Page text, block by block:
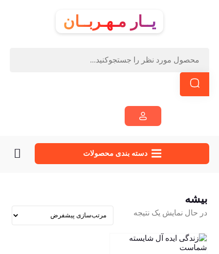
یــار مـهـربــان
دسته‌ بندی محصولات
بیشه
در حال نمایش یک نتیجه